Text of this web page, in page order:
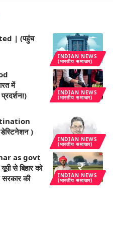
INDIAN NEWS
(भारतीय समाचार)
| (पहुंच
INDIAN NEWS
(भारतीय समाचार)
में
INDIAN NEWS
(भारतीय समाचार)
)
INDIAN NEWS
(भारतीय समाचार)
as govt
से बिहार को
सरकार की